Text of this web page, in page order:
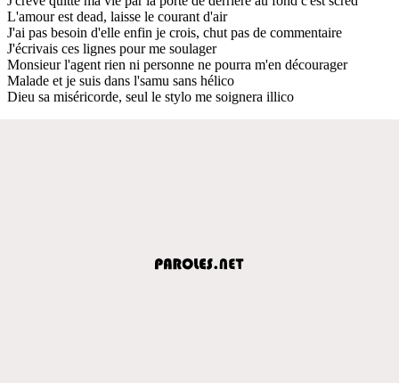
L'amour est dead, laisse le courant d'air
J'ai pas besoin d'elle enfin je crois, chut pas de commentaire
J'écrivais ces lignes pour me soulager
Monsieur l'agent rien ni personne ne pourra m'en décourager
Malade et je suis dans l'samu sans hélico
Dieu sa miséricorde, seul le stylo me soignera illico